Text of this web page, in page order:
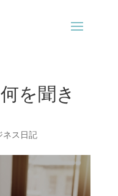
を聞き
ネス日記